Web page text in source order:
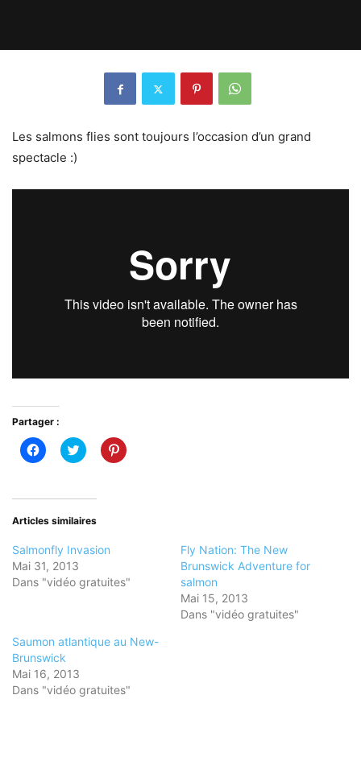
Les salmons flies sont toujours l’occasion d’un grand
spectacle :)
Partager :
Cliquez
pour
dans
nouvelle
Cliquez
pour
dans
nouvelle
Cliquez
pour
Articles similaires
Salmonfly Invasion
Mai 31, 2013
Dans "vidéo gratuites"
Fly Nation: The New
Brunswick Adventure for
salmon
Mai 15, 2013
Dans "vidéo gratuites"
Saumon atlantique au New-
Brunswick
Mai 16, 2013
Dans "vidéo gratuites"